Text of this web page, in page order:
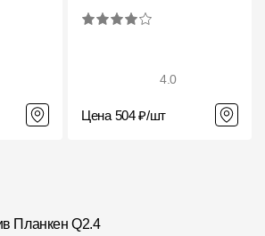
4.0
Цена 504 ₽/шт
Планкен Q2.4